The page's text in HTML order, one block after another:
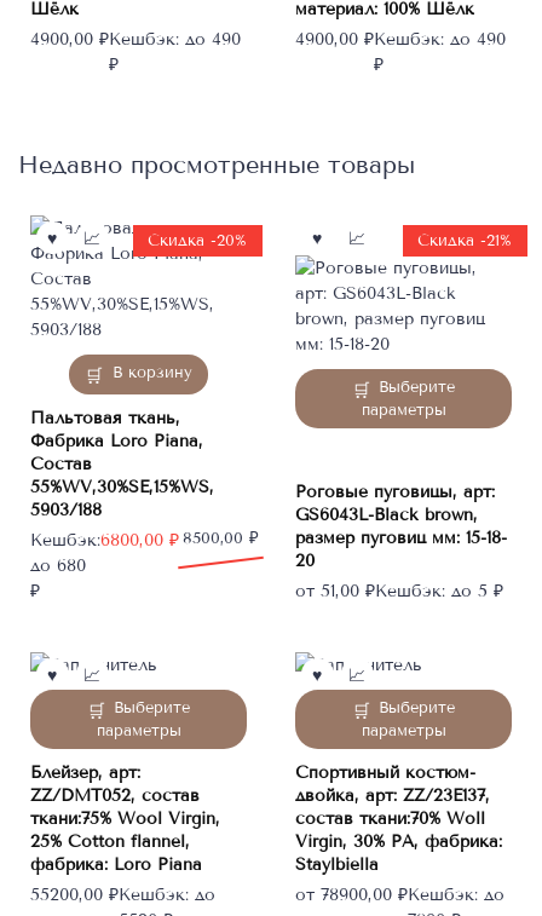
Шёлк
4900,00 ₽Кешбэк: до 490
₽
материал: 100% Шёлк
4900,00 ₽Кешбэк: до 490
₽
Недавно просмотренные товары
В корзину
Скидка -20%
Пальтовая ткань,
Фабрика Loro Piana,
Состав
55%WV,30%SE,15%WS,
5903/188
8500,00 ₽
Первоначальная
цена
составляла
6800,00 ₽
Текущая
цена:
6800,00 ₽.
Кешбэк:
до 680
₽
Выберите
параметры
Этот
товар
имеет
Опции
можно
на
Скидка -21%
Роговые пуговицы, арт:
GS6043L-Black brown,
размер пуговиц мм: 15-18-
20
от 51,00 ₽Кешбэк: до 5 ₽
Выберите
параметры
Этот
товар
имеет
несколько
вариаций.
Опции
можно
на
Блейзер, арт:
ZZ/DMT052, состав
ткани:75% Wool Virgin,
25% Cotton flannel,
фабрика: Loro Piana
55200,00 ₽Кешбэк: до
Выберите
параметры
Этот
товар
имеет
несколько
вариаций.
Опции
можно
на
Спортивный костюм-
двойка, арт: ZZ/23E137,
состав ткани:70% Woll
Virgin, 30% PA, фабрика:
Staylbiella
от 78900,00 ₽Кешбэк: до